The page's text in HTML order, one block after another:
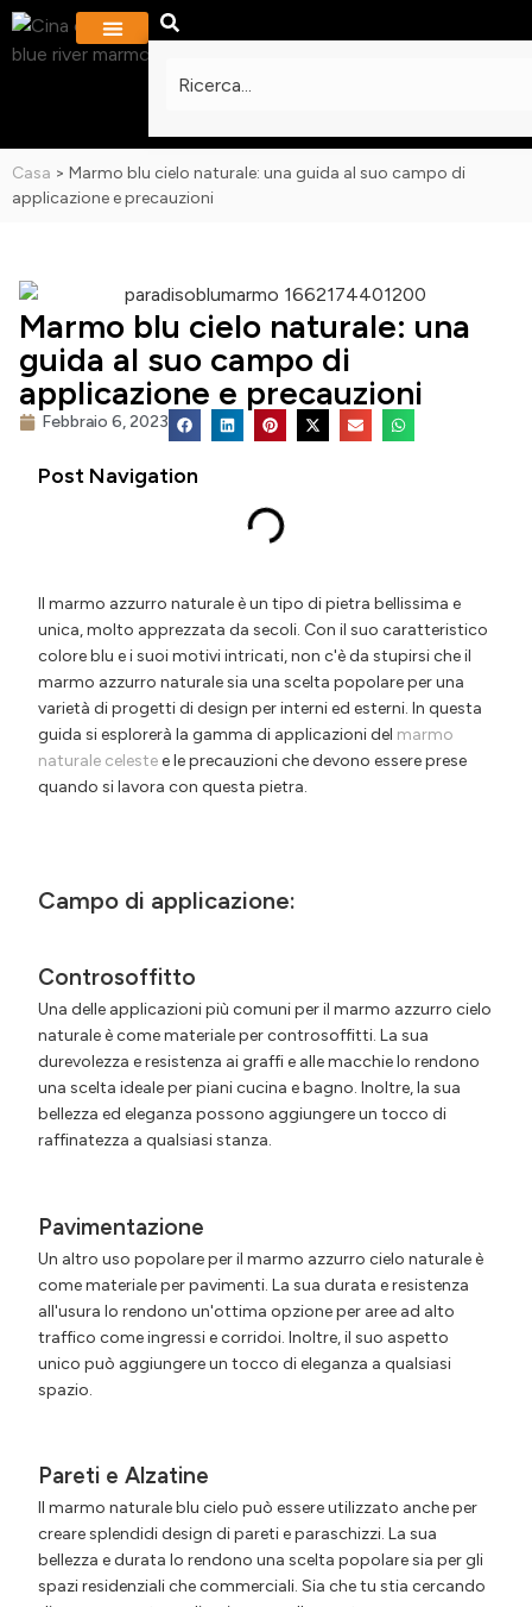
Casa > Marmo blu cielo naturale: una guida al suo campo di
applicazione e precauzioni
Marmo blu cielo naturale: una
guida al suo campo di
applicazione e precauzioni
Febbraio 6, 2023
Post Navigation
Il marmo azzurro naturale è un tipo di pietra bellissima e
unica, molto apprezzata da secoli. Con il suo caratteristico
colore blu e i suoi motivi intricati, non c'è da stupirsi che il
marmo azzurro naturale sia una scelta popolare per una
varietà di progetti di design per interni ed esterni. In questa
guida si esplorerà la gamma di applicazioni del marmo
naturale celestee le precauzioni che devono essere prese
quando si lavora con questa pietra.
Campo di applicazione:
Controsoffitto
Una delle applicazioni più comuni per il marmo azzurro cielo
naturale è come materiale per controsoffitti. La sua
durevolezza e resistenza ai graffi e alle macchie lo rendono
una scelta ideale per piani cucina e bagno. Inoltre, la sua
bellezza ed eleganza possono aggiungere un tocco di
raffinatezza a qualsiasi stanza.
Pavimentazione
Un altro uso popolare per il marmo azzurro cielo naturale è
come materiale per pavimenti. La sua durata e resistenza
all'usura lo rendono un'ottima opzione per aree ad alto
traffico come ingressi e corridoi. Inoltre, il suo aspetto
unico può aggiungere un tocco di eleganza a qualsiasi
spazio.
Pareti e Alzatine
Il marmo naturale blu cielo può essere utilizzato anche per
creare splendidi design di pareti e paraschizzi. La sua
bellezza e durata lo rendono una scelta popolare sia per gli
spazi residenziali che commerciali. Sia che tu stia cercando